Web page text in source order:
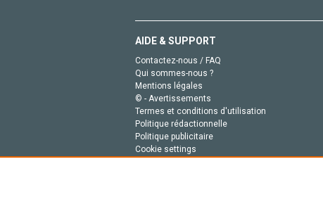
AIDE & SUPPORT
Contactez-nous / FAQ
Qui sommes-nous ?
Mentions légales
© - Avertissements
Termes et conditions d'utilisation
Politique rédactionnelle
Politique publicitaire
Cookie settings